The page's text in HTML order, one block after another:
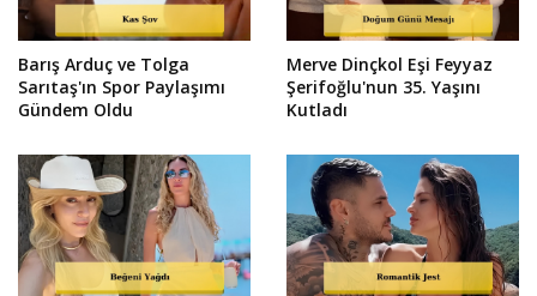
Barış Arduç ve Tolga
Sarıtaş'ın Spor Paylaşımı
Gündem Oldu
Merve Dinçkol Eşi Feyyaz
Şerifoğlu'nun 35. Yaşını
Kutladı